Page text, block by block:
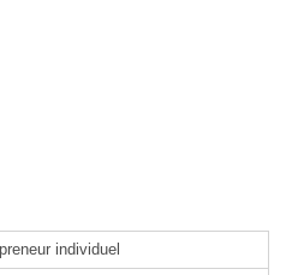
individuel